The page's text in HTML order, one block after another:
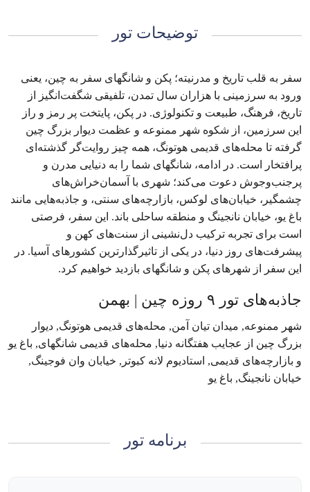
توضیحات تور
سفر به قلب تاریخ و مدرنیته؛ پکن و شانگهای سفر به چین، یعنی
ورود به سرزمینی با هزاران سال تمدن، تلفیقی شگفت‌انگیز از
تاریخ، فرهنگ، طبیعت و تکنولوژی. در پکن، پایتخت پر رمز و راز
این سرزمین، از شکوه شهر ممنوعه و عظمت دیوار بزرگ چین
گرفته تا محله‌های قدیمی هوتونگ، همه چیز روایت‌گر گذشته‌ای
پرافتخار است. در ادامه، شانگهای شما را به دنیایی مدرن و
پرجنب‌وجوش دعوت می‌کند؛ شهری با آسمان‌خراش‌های
چشمگیر، خیابان‌های لوکس، بازارچه‌های سنتی، و جاذبه‌هایی مانند
باغ یو، خیابان نانجینگ و منطقه ساحلی باند. این سفر، فرصتی
است برای تجربه ترکیب دل‌نشینی از سنت‌های کهن و
پیشرفت‌های روز دنیا، در یکی از تاثیرگذارترین کشورهای آسیا. در
این سفر از شهرهای پکن و شانگهای بازدید خواهیم کرد.
جاذبه‌های تور ۹ روزه چین | بهمن
شهر ممنوعه, میدان تیان آمن, محله‌های قدیمی هوتونگ, دیوار
بزرگ چین از عجایب هفتگانه دنیا, محله‌های قدیمی شانگهای, باغ یو
و بازارچه‌های قدیمی, استادیوم لانه کبوتر, خیابان وان فوجینگ,
خیابان نانجینگ, باغ یو
برنامه تور